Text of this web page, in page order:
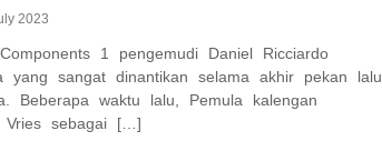
2023
1 pengemudi Daniel Ricciardo
yang sangat dinantikan selama akhir pekan lalu
Beberapa waktu lalu, Pemula kalengan
Vries sebagai […]